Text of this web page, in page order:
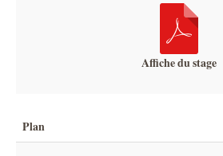
Affiche du stage
Plan